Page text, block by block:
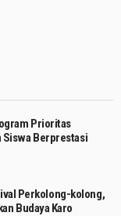
Prioritas
Siswa Berprestasi
Perkolong-kolong,
Budaya Karo